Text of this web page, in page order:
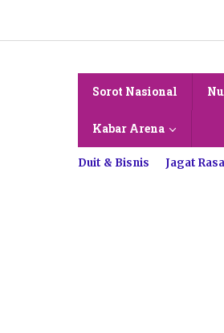
konten
Sorot Nasional
Kabar Arena
Duit & Bisnis Jagat Rasa